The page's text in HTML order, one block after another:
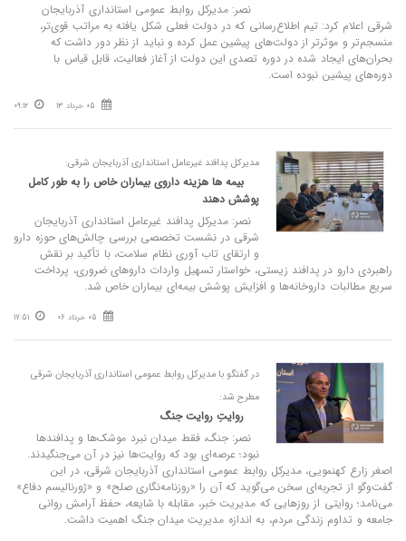
نصر: مدیرکل روابط عمومی استانداری آذربایجان
شرقی اعلام کرد: تیم اطلاع‌رسانی که در دولت فعلی شکل یافته به مراتب قوی‌تر،
منسجم‌تر و موثرتر از دولت‌های پیشین عمل کرده و نباید از نظر دور داشت که
بحران‌های ایجاد شده در دوره تصدی این دولت از آغاز فعالیت، قابل قیاس با
دوره‌های پیشین نبوده است.
05 خرداد 13 09:12
مدیرکل پدافند غیرعامل استانداری آذربایجان شرقی:
بیمه‌ ها هزینه داروی بیماران خاص را به‌ طور کامل
پوشش دهند
نصر: مدیرکل پدافند غیرعامل استانداری آذربایجان
شرقی در نشست تخصصی بررسی چالش‌های حوزه دارو
و ارتقای تاب‌ آوری نظام سلامت، با تأکید بر نقش
راهبردی دارو در پدافند زیستی، خواستار تسهیل واردات داروهای ضروری، پرداخت
سریع مطالبات داروخانه‌ها و افزایش پوشش بیمه‌ای بیماران خاص شد.
05 خرداد 06 17:51
در گفتگو با مدیرکل روابط عمومی استانداری آذربایجان شرقی
مطرح شد:
روایتِ روایت جنگ
نصر: جنگ، فقط میدان نبرد موشک‌ها و پدافندها
نبود؛ عرصه‌ای بود که روایت‌ها نیز در آن می‌جنگیدند.
اصغر زارع کهنمویی، مدیرکل روابط عمومی استانداری آذربایجان شرقی، در این
گفت‌وگو از تجربه‌ای سخن می‌گوید که آن را «روزنامه‌نگاری صلح» و «ژورنالیسم دفاع»
می‌نامد؛ روایتی از روزهایی که مدیریت خبر، مقابله با شایعه، حفظ آرامش روانی
جامعه و تداوم زندگی مردم، به اندازه مدیریت میدان جنگ اهمیت داشت.